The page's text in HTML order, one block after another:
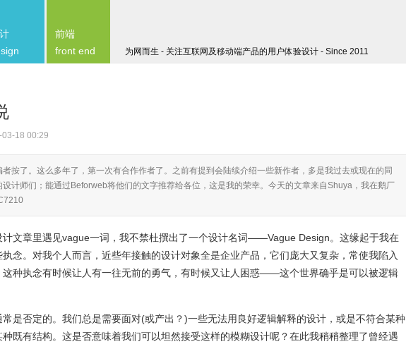
为网而生 - 关注互联网及移动端产品的用户体验设计 - Since 2011
前端
front end
18 00:29
按了。这么多年了，第一次有合作作者了。之前有提到会陆续介绍一些新作者，多是我过去或现在的同
设计师们；能通过Beforweb将他们的文字推荐给各位，这是我的荣幸。今天的文章来自Shuya，我在鹅厂
计文章里遇见vague一词，我不禁杜撰出了一个设计名词——Vague Design。这缘起于我在
执念。对我个人而言，近些年接触的设计对象全是企业产品，它们庞大又复杂，常使我陷入
这种执念有时候让人有一往无前的勇气，有时候又让人困惑——这个世界确乎是可以被逻辑
是否定的。我们总是需要面对(或产出？)一些无法用良好逻辑解释的设计，或是不符合某种
既有结构。这是否意味着我们可以坦然接受这样的模糊设计呢？在此我稍稍整理了曾经遇